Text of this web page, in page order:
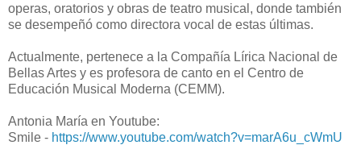
operas, oratorios y obras de teatro musical, donde también
se desempeñó como directora vocal de estas últimas.
Actualmente, pertenece a la Compañía Lírica Nacional de
Bellas Artes y es profesora de canto en el Centro de
Educación Musical Moderna (CEMM).
Antonia María en Youtube:
Smile - https://www.youtube.com/watch?v=marA6u_cWmU